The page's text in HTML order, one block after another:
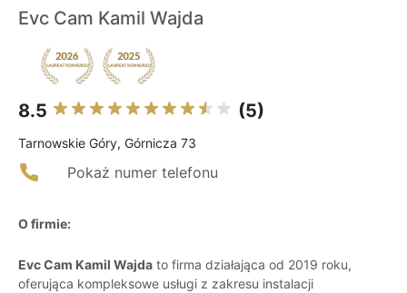
Evc Cam Kamil Wajda
8.5 (5)
Tarnowskie Góry, Górnicza 73
Pokaż numer telefonu
O firmie:
Evc Cam Kamil Wajda to firma działająca od 2019 roku,
oferująca kompleksowe usługi z zakresu instalacji